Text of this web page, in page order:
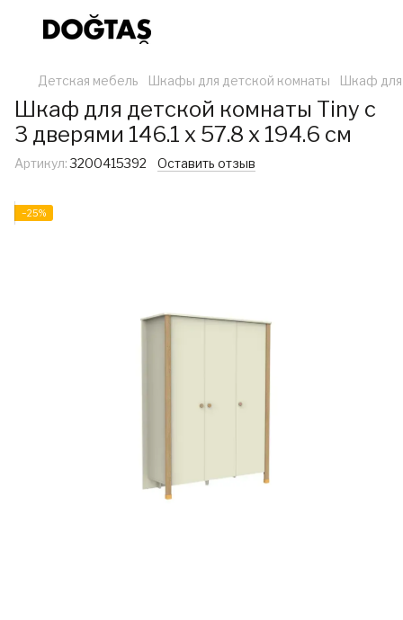
Детская мебель Шкафы для детской комнаты Шкаф для
Шкаф для детской комнаты Tiny с
3 дверями 146.1 x 57.8 x 194.6 см
Артикул:3200415392 Оставить отзыв
−25%